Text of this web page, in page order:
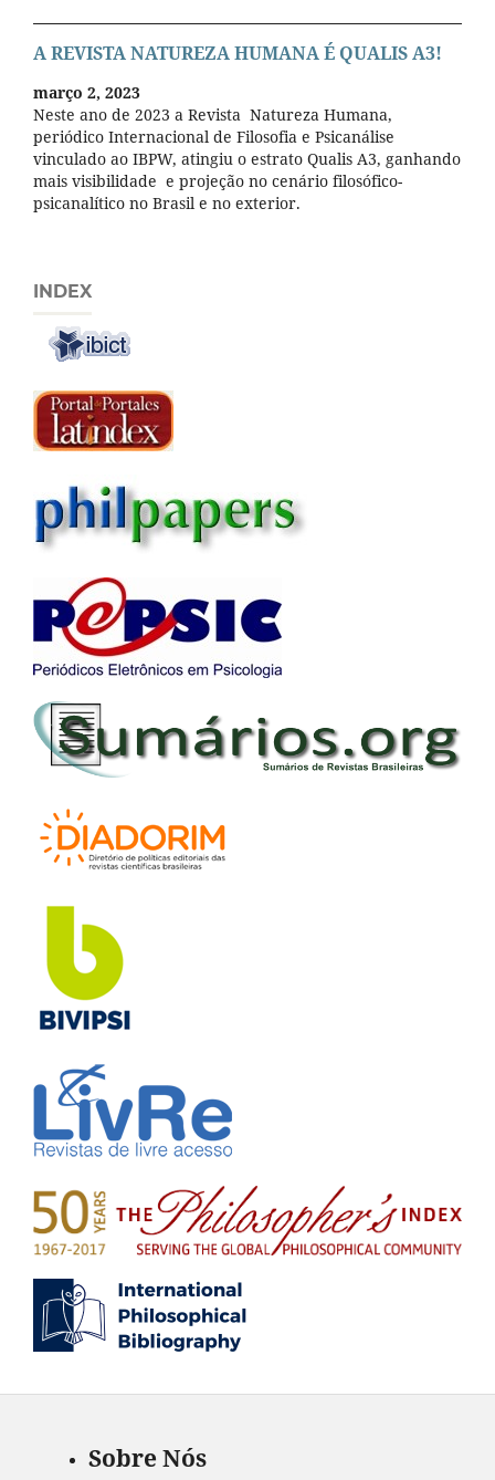
A REVISTA NATUREZA HUMANA É QUALIS A3!
março 2, 2023
Neste ano de 2023 a Revista Natureza Humana,
periódico Internacional de Filosofia e Psicanálise
vinculado ao IBPW, atingiu o estrato Qualis A3, ganhando
mais visibilidade e projeção no cenário filosófico-
psicanalítico no Brasil e no exterior.
INDEX
Sobre Nós